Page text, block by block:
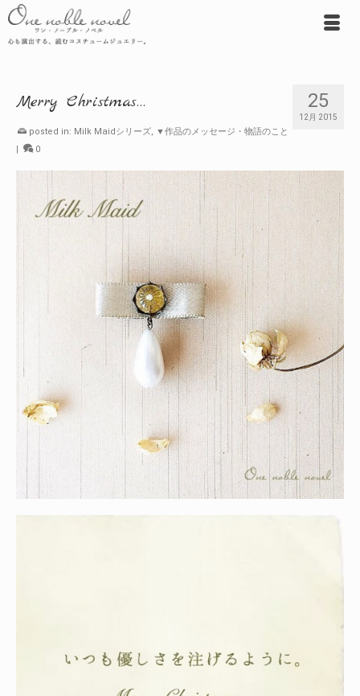
25
12月 2015
Merry Christmas…
posted in: Milk Maidシリーズ, ▼作品のメッセージ・物語のこと
|
0